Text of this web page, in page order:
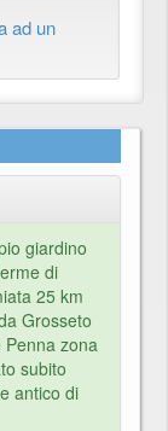
ad un
giardino
di
25 km
Grosseto
zona
subito
antico di